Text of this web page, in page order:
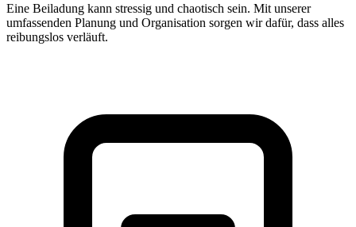
Eine Beiladung kann stressig und chaotisch sein. Mit unserer
umfassenden Planung und Organisation sorgen wir dafür, dass alles
reibungslos verläuft.